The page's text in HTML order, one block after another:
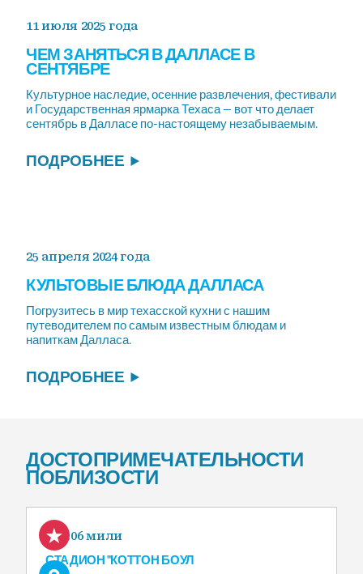
11 июля 2025 года
ЧЕМ ЗАНЯТЬСЯ В ДАЛЛАСЕ В
СЕНТЯБРЕ
Культурное наследие, осенние развлечения, фестивали
и Государственная ярмарка Техаса — вот что делает
сентябрь в Далласе по-настоящему незабываемым.
ПОДРОБНЕЕ
25 апреля 2024 года
КУЛЬТОВЫЕ БЛЮДА ДАЛЛАСА
Погрузитесь в мир техасской кухни с нашим
путеводителем по самым известным блюдам и
напиткам Далласа.
ПОДРОБНЕЕ
ДОСТОПРИМЕЧАТЕЛЬНОСТИ
ПОБЛИЗОСТИ
0.06 мили
СТАДИОН "КОТТОН БОУЛ